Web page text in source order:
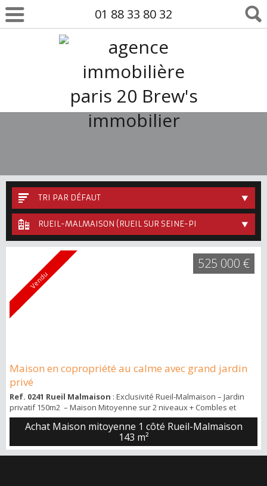
01 88 33 80 32
TRI PAR DÉFAUT
RUEIL-MALMAISON (RUEIL SUR SEINE-PLAINE-GARE)
Vendu
Maison en copropriété au calme avec grand jardin
privé
Ref. 0241 Rueil Malmaison : Exclusivité Rueil-Malmaison – Jardin
privatif 150m2 – Maison Mitoyenne sur 2 niveaux + Combles et
sous sols habitables – Au calme – 3 chambres – Lumineux Brew's,
l'agence classée N°1 sur l'Ile de France en termes de satisfaction
client (lesavisimmo), vous présente en exclusivité cette Maison
pleine de potentiel, située dans un environnement très calme, à
Achat Maison mitoyenne 1 côté Rueil-Malmaison
143 m²
525 000 €